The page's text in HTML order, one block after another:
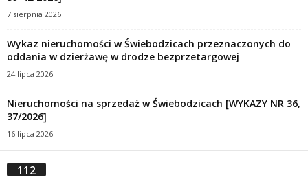
7 sierpnia 2026
Wykaz nieruchomości w Świebodzicach przeznaczonych do
oddania w dzierżawę w drodze bezprzetargowej
24 lipca 2026
Nieruchomości na sprzedaż w Świebodzicach [WYKAZY NR 36,
37/2026]
16 lipca 2026
112